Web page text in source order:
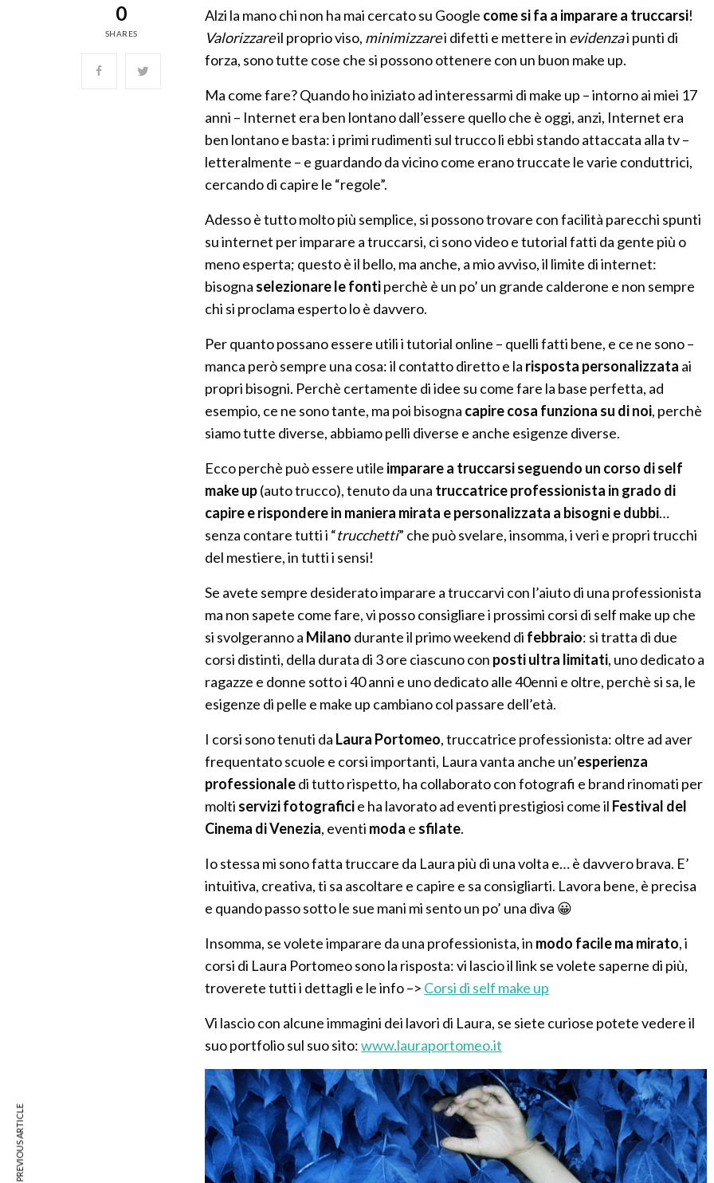
0
SHARES
Alzi la mano chi non ha mai cercato su Google come si fa a imparare a truccarsi!
Valorizzareil proprio viso, minimizzarei difetti e mettere in evidenzai punti di
forza, sono tutte cose che si possono ottenere con un buon make up.
Ma come fare? Quando ho iniziato ad interessarmi di make up – intorno ai miei 17
anni – Internet era ben lontano dall’essere quello che è oggi, anzi, Internet era
ben lontano e basta: i primi rudimenti sul trucco li ebbi stando attaccata alla tv –
letteralmente – e guardando da vicino come erano truccate le varie conduttrici,
cercando di capire le “regole”.
Adesso è tutto molto più semplice, si possono trovare con facilità parecchi spunti
su internet per imparare a truccarsi, ci sono video e tutorial fatti da gente più o
meno esperta; questo è il bello, ma anche, a mio avviso, il limite di internet:
bisogna selezionare le fontiperchè è un po’ un grande calderone e non sempre
chi si proclama esperto lo è davvero.
Per quanto possano essere utili i tutorial online – quelli fatti bene, e ce ne sono –
manca però sempre una cosa: il contatto diretto e la risposta personalizzata ai
propri bisogni. Perchè certamente di idee su come fare la base perfetta, ad
esempio, ce ne sono tante, ma poi bisogna capire cosa funziona su di noi, perchè
siamo tutte diverse, abbiamo pelli diverse e anche esigenze diverse.
Ecco perchè può essere utile imparare a truccarsi seguendo un corso di self
make up(auto trucco), tenuto da una truccatrice professionista in grado di
capire e rispondere in maniera mirata e personalizzata a bisogni e dubbi…
senza contare tutti i “trucchetti” che può svelare, insomma, i veri e propri trucchi
del mestiere, in tutti i sensi!
Se avete sempre desiderato imparare a truccarvi con l’aiuto di una professionista
ma non sapete come fare, vi posso consigliare i prossimi corsi di self make up che
si svolgeranno a Milano durante il primo weekend di febbraio: si tratta di due
corsi distinti, della durata di 3 ore ciascuno con posti ultra limitati, uno dedicato a
ragazze e donne sotto i 40 anni e uno dedicato alle 40enni e oltre, perchè si sa, le
esigenze di pelle e make up cambiano col passare dell’età.
I corsi sono tenuti da Laura Portomeo, truccatrice professionista: oltre ad aver
frequentato scuole e corsi importanti, Laura vanta anche un’esperienza
professionaledi tutto rispetto, ha collaborato con fotografi e brand rinomati per
molti servizifotograficie ha lavorato ad eventi prestigiosi come il Festival del
Cinema di Venezia, eventi moda e sfilate.
Io stessa mi sono fatta truccare da Laura più di una volta e… è davvero brava. E’
intuitiva, creativa, ti sa ascoltare e capire e sa consigliarti. Lavora bene, è precisa
e quando passo sotto le sue mani mi sento un po’ una diva 😀
Insomma, se volete imparare da una professionista, in modo facile ma mirato, i
corsi di Laura Portomeo sono la risposta: vi lascio il link se volete saperne di più,
troverete tutti i dettagli e le info –> Corsi di self make up
Vi lascio con alcune immagini dei lavori di Laura, se siete curiose potete vedere il
suo portfolio sul suo sito:www.lauraportomeo.it
PREVIOUS ARTICLE